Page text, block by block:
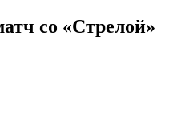
со «Стрелой»